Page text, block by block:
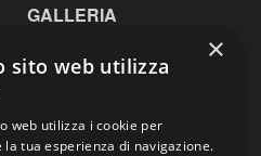
GALLERIA
×
sito web utilizza
web utilizza i cookie per
tua esperienza di navigazione.